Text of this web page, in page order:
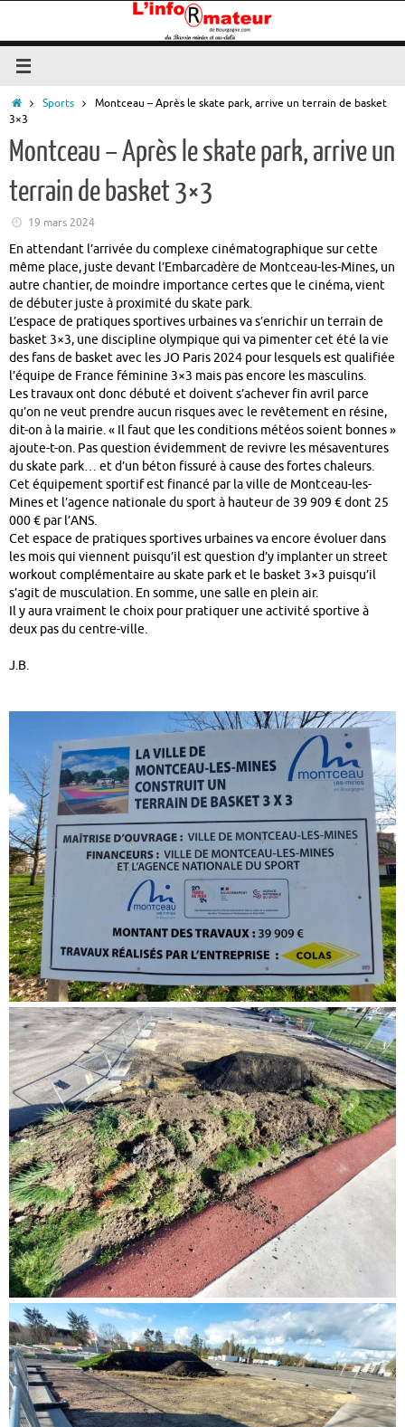
contenu
Accueil
Sports
Montceau – Après le skate park, arrive un terrain de basket
3×3
Montceau – Après le skate park, arrive un
terrain de basket 3×3
19 mars 2024
En attendant l’arrivée du complexe cinématographique sur cette
même place, juste devant l’Embarcadère de Montceau-les-Mines, un
autre chantier, de moindre importance certes que le cinéma, vient
de débuter juste à proximité du skate park.
L’espace de pratiques sportives urbaines va s’enrichir un terrain de
basket 3×3, une discipline olympique qui va pimenter cet été la vie
des fans de basket avec les JO Paris 2024 pour lesquels est qualifiée
l’équipe de France féminine 3×3 mais pas encore les masculins.
Les travaux ont donc débuté et doivent s’achever fin avril parce
qu’on ne veut prendre aucun risques avec le revêtement en résine,
dit-on à la mairie. « Il faut que les conditions météos soient bonnes »
ajoute-t-on. Pas question évidemment de revivre les mésaventures
du skate park… et d’un béton fissuré à cause des fortes chaleurs.
Cet équipement sportif est financé par la ville de Montceau-les-
Mines et l’agence nationale du sport à hauteur de 39 909 € dont 25
000 € par l’ANS.
Cet espace de pratiques sportives urbaines va encore évoluer dans
les mois qui viennent puisqu’il est question d’y implanter un street
workout complémentaire au skate park et le basket 3×3 puisqu’il
s’agit de musculation. En somme, une salle en plein air.
Il y aura vraiment le choix pour pratiquer une activité sportive à
deux pas du centre-ville.
J.B.